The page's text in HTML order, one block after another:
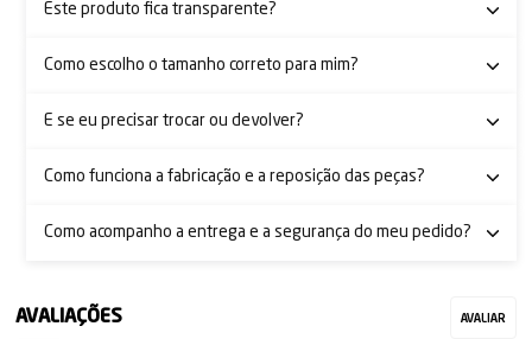
Este produto fica transparente?
Como escolho o tamanho correto para mim?
E se eu precisar trocar ou devolver?
Como funciona a fabricação e a reposição das peças?
Como acompanho a entrega e a segurança do meu pedido?